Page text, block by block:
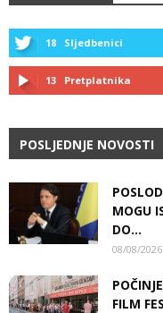
18 Sljedbenici
13 Pretplatnika
POSLJEDNJE NOVOSTI
MOGU
DO...
08/08/2026
FILM